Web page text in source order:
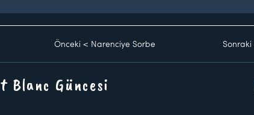
Önceki < Narenciye Sorbe Sonraki
Blanc Güncesi